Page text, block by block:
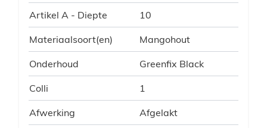
Artikel A - Diepte 10
Materiaalsoort(en) Mangohout
Onderhoud Greenfix Black
Colli 1
Afwerking Afgelakt